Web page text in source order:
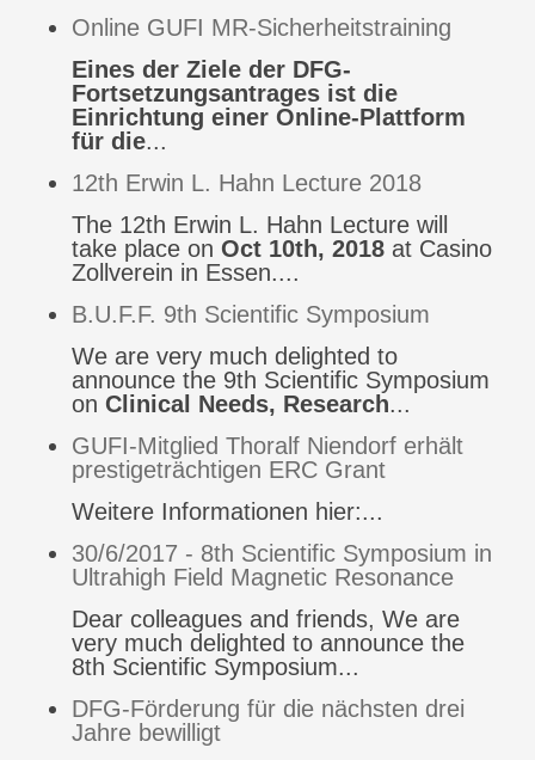
Online GUFI MR-Sicherheitstraining
Eines der Ziele der DFG-
Fortsetzungsantrages ist die
Einrichtung einer Online-Plattform
für die...
12th Erwin L. Hahn Lecture 2018
The 12th Erwin L. Hahn Lecture will
take place on Oct 10th, 2018 at Casino
Zollverein in Essen....
B.U.F.F. 9th Scientific Symposium
We are very much delighted to
announce the 9th Scientific Symposium
on Clinical Needs, Research...
GUFI-Mitglied Thoralf Niendorf erhält
prestigeträchtigen ERC Grant
Weitere Informationen hier:...
30/6/2017 - 8th Scientific Symposium in
Ultrahigh Field Magnetic Resonance
Dear colleagues and friends, We are
very much delighted to announce the
8th Scientific Symposium...
DFG-Förderung für die nächsten drei
Jahre bewilligt